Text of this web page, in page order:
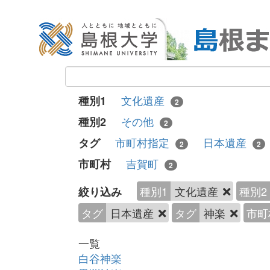
種別1 文化遺産 2
種別2 その他 2
タグ 市町村指定 2 日本遺産 2
市町村 吉賀町 2
絞り込み 種別1 文化遺産
種別2
タグ 日本遺産 タグ 神楽
市
一覧
白谷神楽